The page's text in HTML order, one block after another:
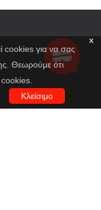
x
cookies για να σας
Θεωρούμε ότι
Κλείσιμο